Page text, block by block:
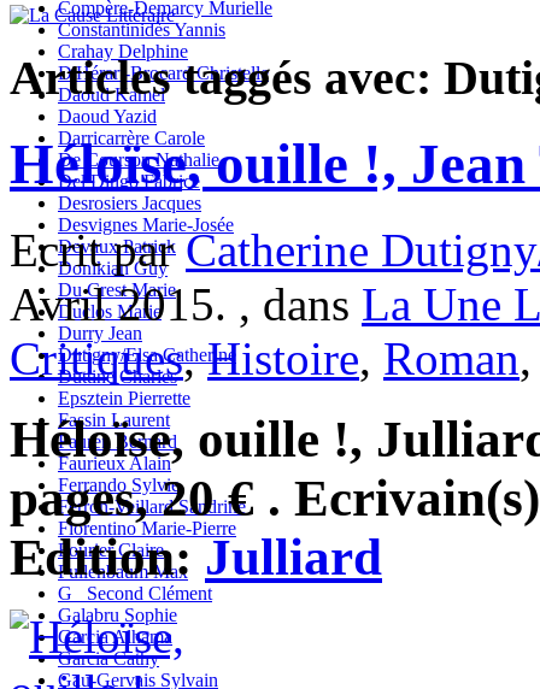
Compère-Demarcy Murielle
Constantinidès Yannis
Crahay Delphine
D'Hérart-Brocard Christelle
Daoud Kamel
Daoud Yazid
Darricarrère Carole
De Courson Nathalie
Del Dingo Fabrice
Desrosiers Jacques
Desvignes Marie-Josée
Devaux Patrick
Donikian Guy
Du Crest Marie
Duclos Marie
Durry Jean
Dutigny/Elsa Catherine
Duttine Charles
Epsztein Pierrette
Fassin Laurent
Fauren Bernard
Faurieux Alain
Ferrando Sylvie
Ferron-Veillard Sandrine
Fiorentino Marie-Pierre
Fourier Claire
Fullenbaum Max
G_ Second Clément
Galabru Sophie
Garcia Alhama
Garcia Cathy
Gau-Gervais Sylvain
Articles taggés avec:
Héloïse, ouille !, Jean
Ecrit parCatherine
Avril 2015. , dans La Une
Critiques,Histoire, Roman
Héloïse, ouille !,
pages, 20 € .
Edition:Julliard